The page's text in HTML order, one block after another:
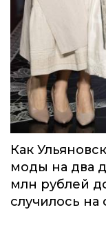
Как
моды на два
млн рублей
случилось на